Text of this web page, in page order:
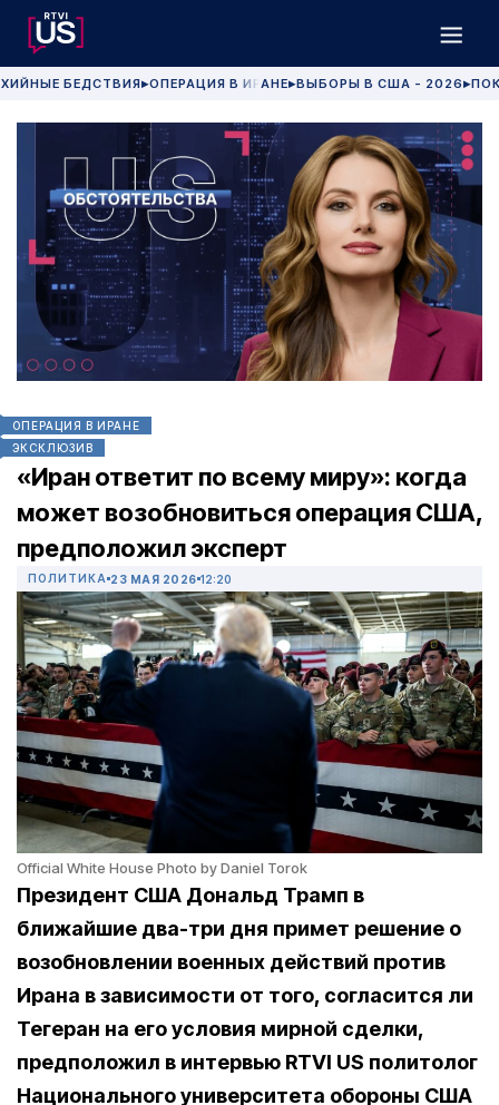
БЕДСТВИЯ▶ОПЕРАЦИЯ В ИРАНЕ▶ВЫБОРЫ В США - 2026 ▶
ОПЕРАЦИЯ В ИРАНЕ
ЭКСКЛЮЗИВ
«Иран ответит по всему миру»: когда
может возобновиться операция США,
предположил эксперт
ПОЛИТИКА 23 МАЯ 2026 12:20
Official White House Photo by Daniel Torok
Президент США Дональд Трамп в
ближайшие два-три дня примет решение о
возобновлении военных действий против
Ирана в зависимости от того, согласится ли
Тегеран на его условия мирной сделки,
предположил в интервью RTVI US политолог
Национального университета обороны США